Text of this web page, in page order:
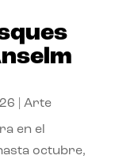
Arte
en el
octubre,